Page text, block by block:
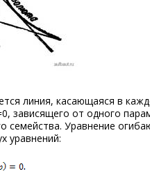
линия, касающаяся в
зависящего от одного
семейства. Уравнение
уравнений: